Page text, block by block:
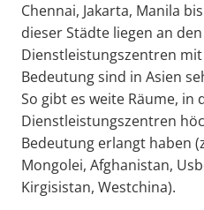
Chennai, Jakarta, Manila
dieser Städte liegen an
Dienstleistungszentren
Bedeutung sind in Asien
So gibt es weite Räume, in
Dienstleistungszentren
Bedeutung erlangt haben
Mongolei, Afghanistan,
Kirgisistan, Westchina).